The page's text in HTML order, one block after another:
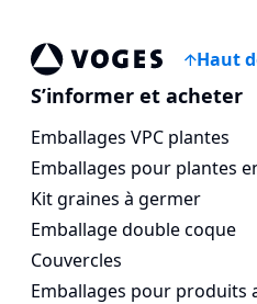
Vogespackaging
Haut
S’informer et acheter
Emballages VPC plantes
Emballages pour plantes
Kit graines à germer
Emballage double coque
Couvercles
Emballages pour produits